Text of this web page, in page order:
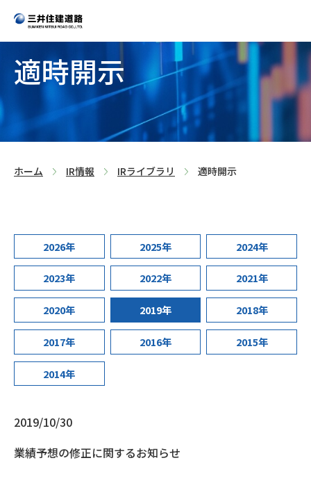
適時開示
ホーム IR情報 IRライブラリ 適時開示
2026年 2025年 2024年
2023年 2022年 2021年
2020年 2019年 2018年
2017年 2016年 2015年
2014年
2019/10/30
業績予想の修正に関するお知らせ